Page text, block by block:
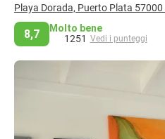
Playa Dorada, Puerto Plata 57000
8,7
Molto bene
1251 Vedi i punteggi